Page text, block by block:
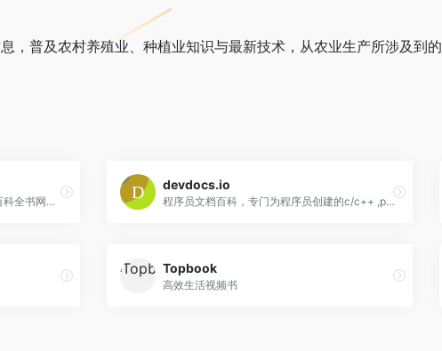
，普及农村养殖业、种植业知识与最新技术，从农业生产所涉及到
A+医学百科是一个开放的在线医学百科全书网站，涵盖疾病百科、症状百科、药品百科、急救百科等医学保健知识。
devdocs.io
程序员文档百科，专门为程序员创建的c/c++ ,python,js,html5,css等在线文档库。
Topbook
高效生活视频书